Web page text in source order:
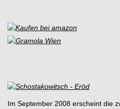
Im September 2008 erscheint die